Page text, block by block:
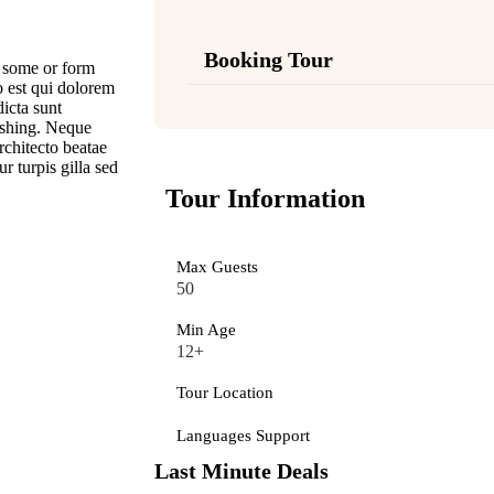
or form
est qui dolorem
sunt
Neque
beatae
turpis gilla sed
Booking Tour
Tour Information
Max Guests
50
Min Age
12+
Tour Location
Languages Support
Last Minute Deals